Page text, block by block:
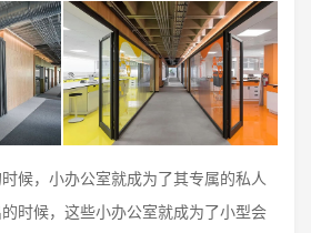
候，小办公室就成为了其专属的私人
时候，这些小办公室就成为了小型会